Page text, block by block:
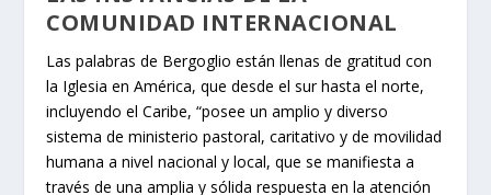
COMUNIDAD INTERNACIONAL
Las palabras de Bergoglio están llenas de gratitud con
la Iglesia en América, que desde el sur hasta el norte,
incluyendo el Caribe, “posee un amplio y diverso
sistema de ministerio pastoral, caritativo y de movilidad
humana a nivel nacional y local, que se manifiesta a
través de una amplia y sólida respuesta en la atención